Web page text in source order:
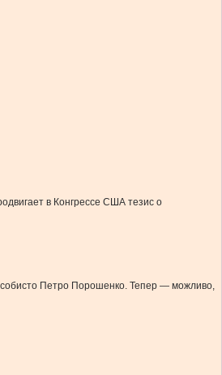
в Конгрессе США тезис о
Петро Порошенко. Тепер — можливо,